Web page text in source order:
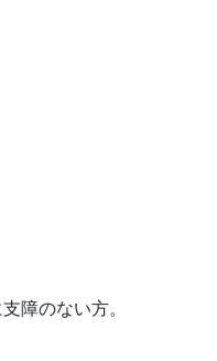
障のない方。